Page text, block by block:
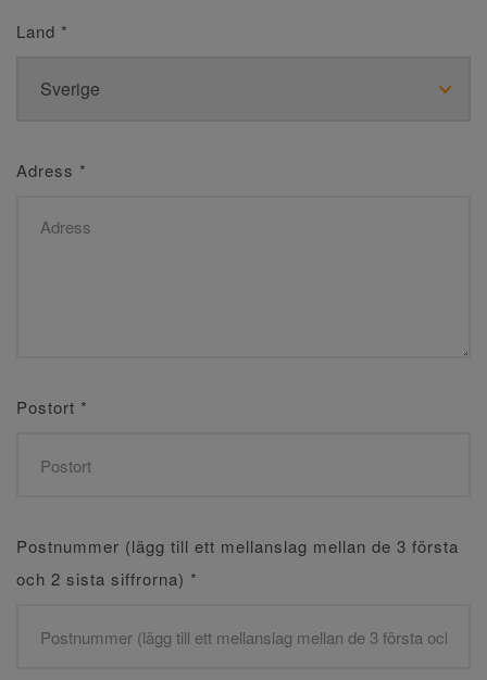
Land *
Adress *
Postort *
Postnummer (lägg till ett mellanslag mellan de 3 första
och 2 sista siffrorna) *